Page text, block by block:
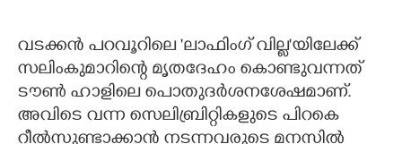
വടക്കൻ പറവൂറിലെ 'ലാഫിംഗ് വില്ല"യിലേക്ക്
സലിംകുമാറിന്റെ മൃതദേഹം കൊണ്ടുവന്നത്
ടൗൺ ഹാളിലെ പൊതുദർശനശേഷമാണ്.
അവിടെ വന്ന സെലിബ്രിറ്റികളുടെ പിറകെ